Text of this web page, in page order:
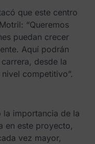
que este centro
“Queremos
puedan crecer
Aquí podrán
desde la
competitivo”.
importancia de la
en este proyecto,
vez mayor,